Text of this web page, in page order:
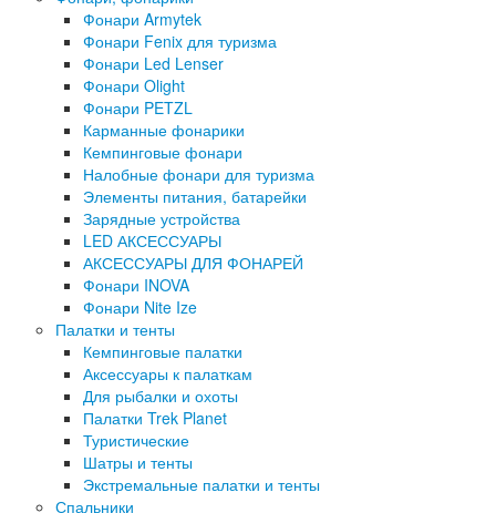
Фонари Armytek
Фонари Fenix для туризма
Фонари Led Lenser
Фонари Olight
Фонари PETZL
Карманные фонарики
Кемпинговые фонари
Налобные фонари для туризма
Элементы питания, батарейки
Зарядные устройства
LED АКСЕССУАРЫ
АКСЕССУАРЫ ДЛЯ ФОНАРЕЙ
Фонари INOVA
Фонари Nite Ize
Палатки и тенты
Кемпинговые палатки
Аксессуары к палаткам
Для рыбалки и охоты
Палатки Trek Planet
Туристические
Шатры и тенты
Экстремальные палатки и тенты
Спальники